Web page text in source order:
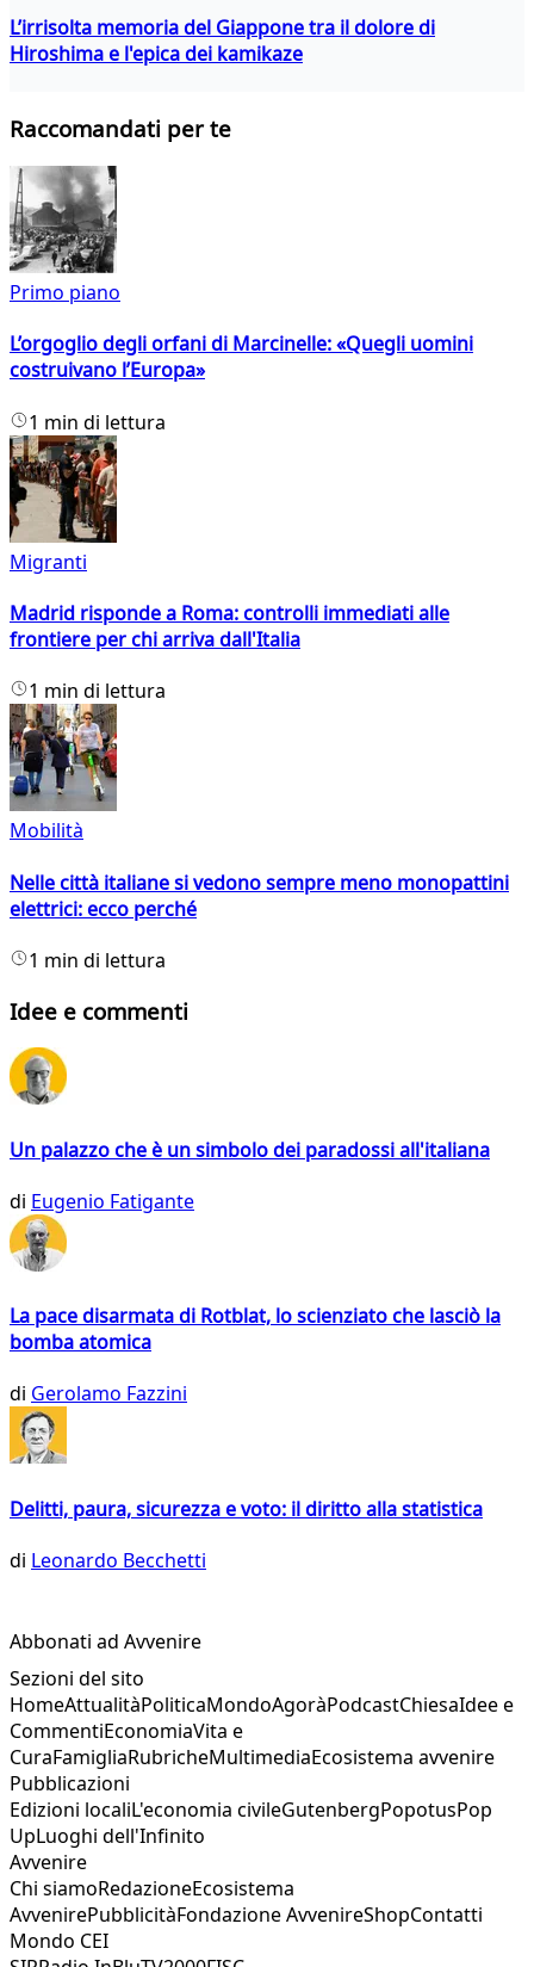
L’irrisolta memoria del Giappone tra il dolore di
Hiroshima e l'epica dei kamikaze
Raccomandati per te
Primo piano
L’orgoglio degli orfani di Marcinelle: «Quegli uomini
costruivano l’Europa»
1 min di lettura
Migranti
Madrid risponde a Roma: controlli immediati alle
frontiere per chi arriva dall'Italia
1 min di lettura
Mobilità
Nelle città italiane si vedono sempre meno monopattini
elettrici: ecco perché
1 min di lettura
Idee e commenti
Un palazzo che è un simbolo dei paradossi all'italiana
di Eugenio Fatigante
La pace disarmata di Rotblat, lo scienziato che lasciò la
bomba atomica
di Gerolamo Fazzini
Delitti, paura, sicurezza e voto: il diritto alla statistica
di Leonardo Becchetti
Abbonati ad Avvenire
Sezioni del sito
HomeAttualitàPoliticaMondoAgoràPodcastChiesaIdee e
CommentiEconomiaVita e
CuraFamigliaRubricheMultimediaEcosistema avvenire
Pubblicazioni
Edizioni localiL'economia civileGutenbergPopotusPop
UpLuoghi dell'Infinito
Avvenire
Chi siamoRedazioneEcosistema
AvvenirePubblicitàFondazione AvvenireShopContatti
Mondo CEI